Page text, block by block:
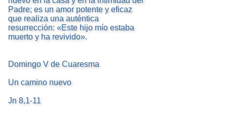
Padre; es un amor potente y eficaz
que realiza una auténtica
resurrección: «Este hijo mío estaba
muerto y ha revivido».
Domingo V de Cuaresma
Un camino nuevo
Jn 8,1-11